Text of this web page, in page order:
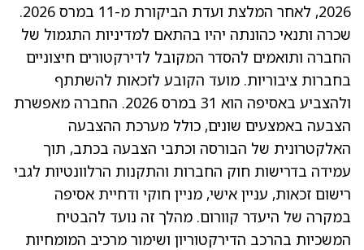
2026, לאחר המלצת ועדת הביקורת מ-11 במרס 2026.
שכרה ותנאי כהונתה יהיו בהתאם למדיניות התגמול של
החברה ותואמים להסדר המקובל לדירקטורים חיצוניים
בחברות ציבוריות. מועד הקובע לזכאות להשתתף
ולהצביע באסיפה הוא 31 במרס 2026. החברה מאפשרת
הצבעה באמצעים שונים, כולל מערכת ההצבעה
האלקטרונית של הבורסה וכתבי הצבעה בכתב, תוך
עמידה בדרישות חוק החברות והתקנות הרלוונטיות לגבי
רישום זכאות, עניין אישי, מניין חוקי ודחיית אסיפה
במקרה של היעדר קוורום. מהלך זה נועד להבטיח
המשכיות בהרכב הדירקטוריון ושימור מרכיב המומחיות